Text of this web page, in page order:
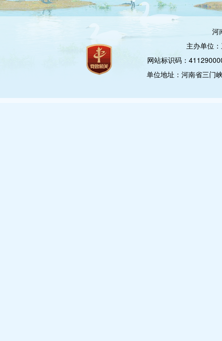
河
主办单位
网站标识码：
单位地址：河南省三